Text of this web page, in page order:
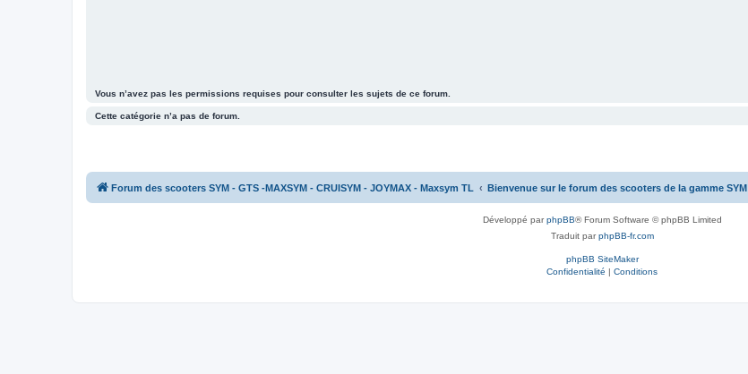
Vous n’avez pas les permissions requises pour consulter les sujets de ce forum.
Cette catégorie n’a pas de forum.
Forum des scooters SYM - GTS -MAXSYM - CRUISYM - JOYMAX - Maxsym TL Bienvenue sur le forum des scooters de la gamme SYM
Développé parphpBB® Forum Software © phpBB Limited
Traduit parphpBB-fr.com
phpBB SiteMaker
Confidentialité | Conditions